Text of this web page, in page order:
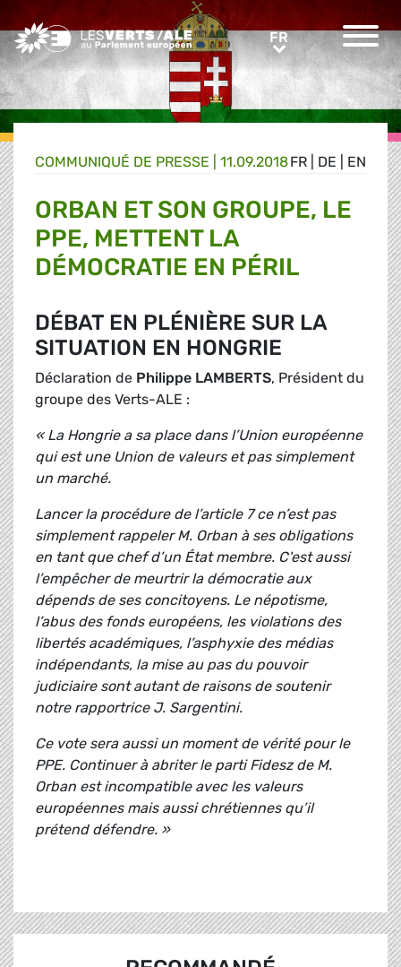
Greens/EFA Home FRFR
FR DE EN
COMMUNIQUÉ DE PRESSE 11.09.2018
ORBAN ET SON GROUPE, LE
PPE, METTENT LA
DÉMOCRATIE EN PÉRIL
DÉBAT EN PLÉNIÈRE SUR LA
SITUATION EN HONGRIE
Déclaration de Philippe LAMBERTS, Président du
groupe des Verts-ALE :
« La Hongrie a sa place dans l’Union européenne
qui est une Union de valeurs et pas simplement
un marché.
Lancer la procédure de l’article 7 ce n’est pas
simplement rappeler M. Orban à ses obligations
en tant que chef d’un État membre. C'est aussi
l’empêcher de meurtrir la démocratie aux
dépends de ses concitoyens. Le népotisme,
l’abus des fonds européens, les violations des
libertés académiques, l’asphyxie des médias
indépendants, la mise au pas du pouvoir
judiciaire sont autant de raisons de soutenir
notre rapportrice J. Sargentini.
Ce vote sera aussi un moment de vérité pour le
PPE. Continuer à abriter le parti Fidesz de M.
Orban est incompatible avec les valeurs
européennes mais aussi chrétiennes qu’il
prétend défendre. »